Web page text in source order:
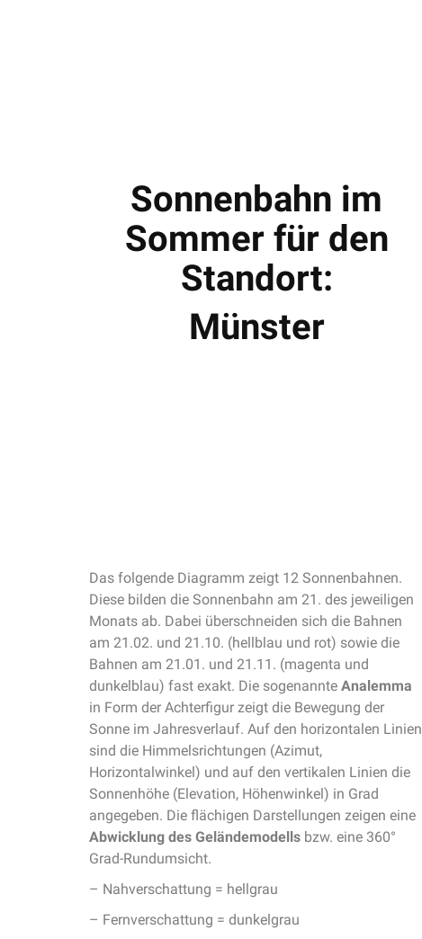
Sonnenbahn im
Sommer für den
Standort:
Münster
Das folgende Diagramm zeigt 12 Sonnenbahnen.
Diese bilden die Sonnenbahn am 21. des jeweiligen
Monats ab. Dabei überschneiden sich die Bahnen
am 21.02. und 21.10. (hellblau und rot) sowie die
Bahnen am 21.01. und 21.11. (magenta und
dunkelblau) fast exakt. Die sogenannte Analemma
in Form der Achterfigur zeigt die Bewegung der
Sonne im Jahresverlauf. Auf den horizontalen Linien
sind die Himmelsrichtungen (Azimut,
Horizontalwinkel) und auf den vertikalen Linien die
Sonnenhöhe (Elevation, Höhenwinkel) in Grad
angegeben. Die flächigen Darstellungen zeigen eine
Abwicklung des Geländemodells bzw. eine 360°
Grad-Rundumsicht.
– Nahverschattung = hellgrau
– Fernverschattung = dunkelgrau